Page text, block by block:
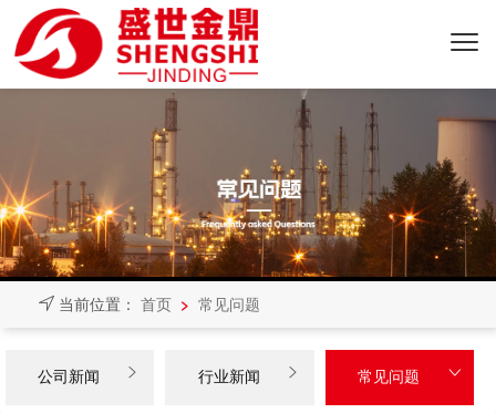
当前位置： 首页 > 常见问题
公司新闻  行业新闻  常见问题 